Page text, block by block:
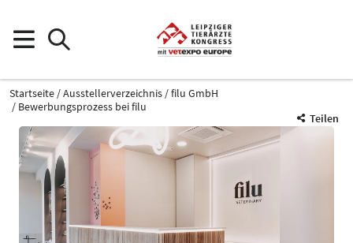
Startseite Ausstellerverzeichnis
filu GmbH
Bewerbungsprozess bei filu
Teilen